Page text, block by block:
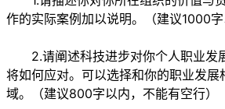
作的实际案例加以说明。（建议1000字
2.请阐述科技进步对你个人职业发
将如何应对。可以选择和你的职业发展
域。（建议800字以内，不能有空行）